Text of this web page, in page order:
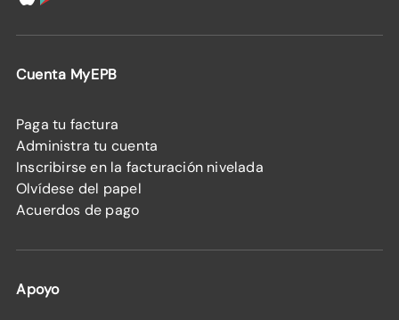
Cuenta MyEPB
Paga tu factura
Administra tu cuenta
Inscribirse en la facturación nivelada
Olvídese del papel
Acuerdos de pago
Apoyo